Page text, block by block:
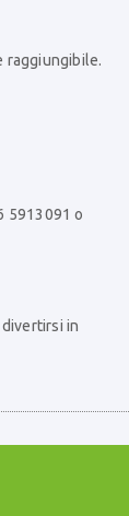
raggiungibile.
5913091 o
in